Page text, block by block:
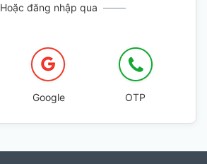
Hoặc đăng nhập qua
Google OTP